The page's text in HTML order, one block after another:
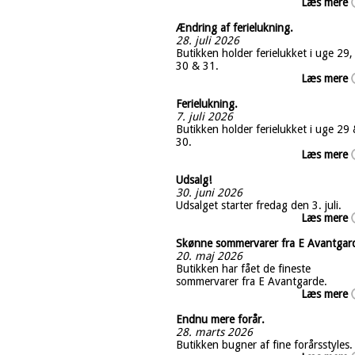
Ændring af ferielukning.
28. juli 2026
Butikken holder ferielukket i uge 29,
30 & 31.
Læs mere
Ferielukning.
7. juli 2026
Butikken holder ferielukket i uge 29
30.
Læs mere
Udsalg!
30. juni 2026
Udsalget starter fredag den 3. juli.
Læs mere
Skønne sommervarer fra E
20. maj 2026
Butikken har fået de fineste
sommervarer fra E Avantgarde.
Læs mere
Endnu mere forår.
28. marts 2026
Butikken bugner af fine forårsstyles.